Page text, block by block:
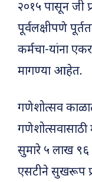
२०१५ पासून जी
पूर्वलक्षीपणे
कर्मचा-यांना
मागण्या आहेत.
गणेशोत्सव
सुमारे ५ लाख ९६
एसटीने सुखरूप